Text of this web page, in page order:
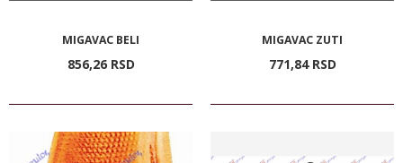
MIGAVAC BELI
856,26 RSD
MIGAVAC ZUTI
771,84 RSD